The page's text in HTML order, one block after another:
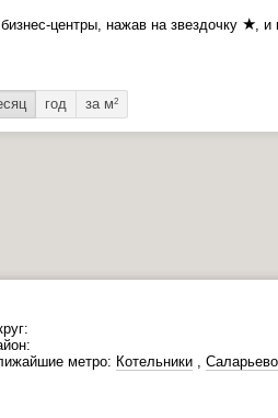
центры, нажав на звездочку ★, и
год за м2
метро: Котельники , Саларьево